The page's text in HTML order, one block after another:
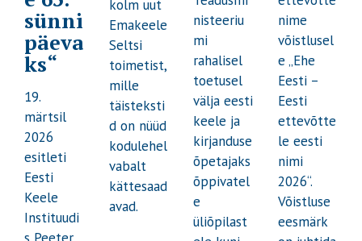
sünni
päeva
ks“
19.
märtsil
2026
esitleti
Eesti
Keele
Instituudi
kolm uut
Emakeele
Seltsi
toimetist,
mille
täisteksti
d on nüüd
kodulehel
vabalt
kättesaad
avad.
nisteeriu
mi
rahalisel
toetusel
välja eesti
keele ja
kirjanduse
õpetajaks
õppivatel
e
üliõpilast
nime
võistlusel
e „Ehe
Eesti –
Eesti
ettevõtte
le eesti
nimi
2026“.
Võistluse
eesmärk